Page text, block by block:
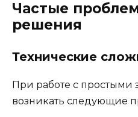
Частые
решения
Технические
При работе с простыми
возникать следующие